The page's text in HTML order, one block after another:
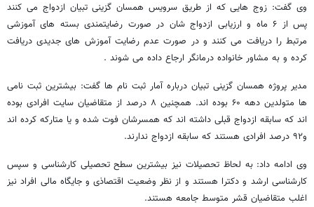
وی گفت: زوج هایی که از طریق سرویس همسان گزینی تبیان ازدواج می کنند
پس از ۶ ماه و ارزیابی ازدواج شان در صورت رضایتمندی بسته های آموزشی
مرتبط را دریافت می کنند و در صورت عدم رضایت آموزش های جدیدی دریافت
کرده و به مشاور خانواده درمانگر ارجاع داده می شوند .
مدیر پروژه همسان گزینی تبیان درباره آمار ثبت نام ها گفت: بیشترین ثبت نامی
ها متولدین دهه ۶۰ بوده اند. همچنین ۸ درصد از متقاضیان سایت افرادی بوده
اند که سابقه ازدواج قبلی داشته اند که همسرشان فوت شده و یا متارکه کرده اند
و۹۲ درصد افرادی هستند که سابقه ازدواج ندارند.
وی ادامه داد: به لحاظ تحصیلات نیز بیشترین سطح تحصیلی کارشناسی و سپس
کارشناسی ارشد و دکترا هستند و از نظر وضعیت اقتصاذی و جایگاه مالی افراد نیز
اغلب متقاضیان قشر متوسط جامعه هستند.